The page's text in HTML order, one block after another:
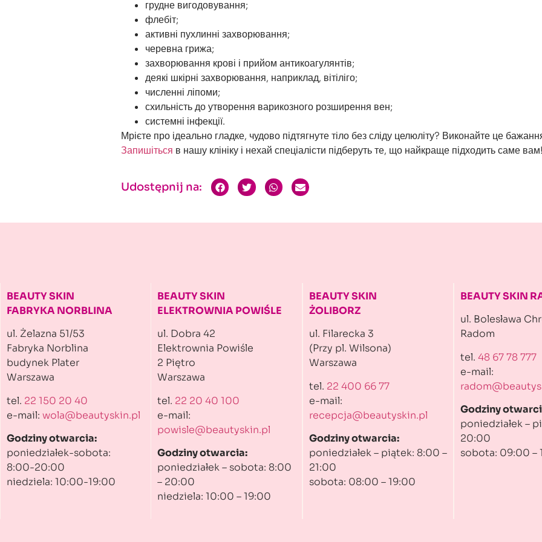
грудне вигодовування;
флебіт;
активні пухлинні захворювання;
черевна грижа;
захворювання крові і прийом антикоагулянтів;
деякі шкірні захворювання, наприклад, вітіліго;
численні ліпоми;
схильність до утворення варикозного розширення вен;
системні інфекції.
Мрієте про ідеально гладке, чудово підтягнуте тіло без сліду целюліту? Виконайте це
Запишіться в нашу клініку і нехай спеціалісти підберуть те, що найкраще підходить саме
Udostępnij na:
BEAUTY SKIN
FABRYKA NORBLINA
ul. Żelazna 51/53
Fabryka Norblina
budynek Plater
Warszawa
tel. 22 150 20 40
e-mail: wola@beautyskin.pl
Godziny otwarcia:
poniedziałek-sobota:
8:00-20:00
niedziela: 10:00-19:00
BEAUTY SKIN
ELEKTROWNIA POWIŚLE
ul. Dobra 42
Elektrownia Powiśle
2 Piętro
Warszawa
tel. 22 20 40 100
e-mail:
powisle@beautyskin.pl
Godziny otwarcia:
poniedziałek – sobota: 8:00
– 20:00
niedziela: 10:00 – 19:00
BEAUTY SKIN
ŻOLIBORZ
ul. Filarecka 3
(Przy pl. Wilsona)
Warszawa
tel. 22 400 66 77
e-mail:
recepcja@beautyskin.pl
Godziny otwarcia:
poniedziałek – piątek: 8:00 –
21:00
sobota: 08:00 – 19:00
BEAUTY SKIN
ul. Bolesława
Radom
tel. 48 67 78 777
e-mail:
Godziny
poniedziałek –
20:00
sobota: 09:00 –